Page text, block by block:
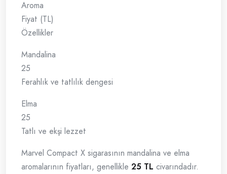
Aroma
Fiyat (TL)
Özellikler
Mandalina
25
Ferahlık ve tatlılık dengesi
Elma
25
Tatlı ve ekşi lezzet
Marvel Compact X sigarasının mandalina ve elma
aromalarının fiyatları, genellikle 25 TL civarındadır.